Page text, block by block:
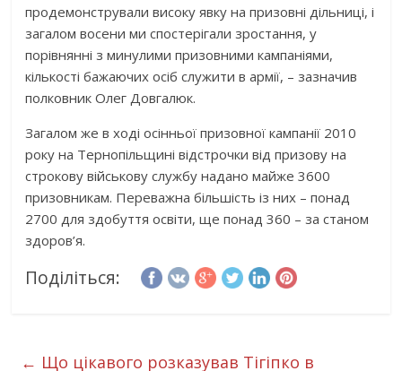
продемонстрували високу явку на призовні дільниці, і
загалом восени ми спостерігали зростання, у
порівнянні з минулими призовними кампаніями,
кількості бажаючих осіб служити в армії, – зазначив
полковник Олег Довгалюк.
Загалом же в ході осінньої призовної кампанії 2010
року на Тернопільщині відстрочки від призову на
строкову військову службу надано майже 3600
призовникам. Переважна більшість із них – понад
2700 для здобуття освіти, ще понад 360 – за станом
здоров’я.
Поділіться:
← Що цікавого розказував Тігіпко в